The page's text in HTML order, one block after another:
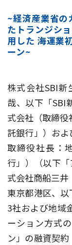
~経済産業省の
たトランジシ
用した 海運業
ーン~
株式会社SBI
哉、以下「SBI
式会社（取締
託銀行」）お
取締役社長：
行」）（以下
式会社商船三井
東京都港区、
3社および地域
ーション方式
ン」の融資契